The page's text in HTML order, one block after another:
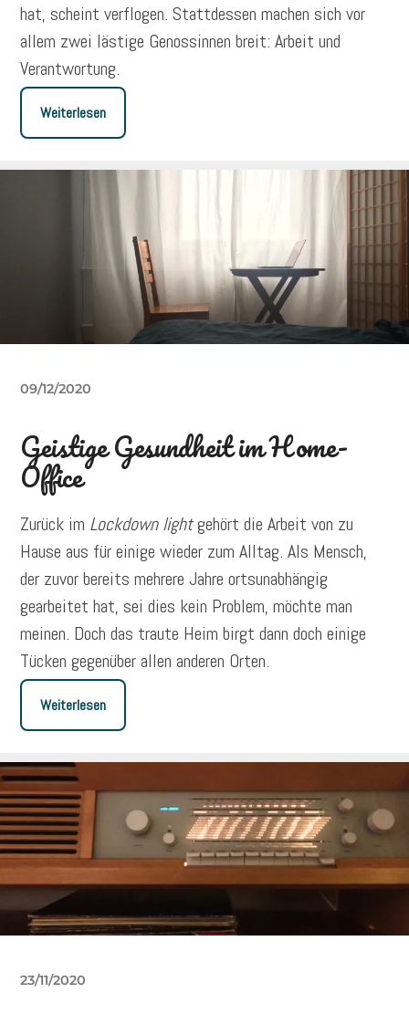
hat, scheint verflogen. Stattdessen machen sich vor
allem zwei lästige Genossinnen breit: Arbeit und
Verantwortung.
Weiterlesen
09/12/2020
Geistige Gesundheit im Home-
Office
Zurück im Lockdown lightgehört die Arbeit von zu
Hause aus für einige wieder zum Alltag. Als Mensch,
der zuvor bereits mehrere Jahre ortsunabhängig
gearbeitet hat, sei dies kein Problem, möchte man
meinen. Doch das traute Heim birgt dann doch einige
Tücken gegenüber allen anderen Orten.
Weiterlesen
23/11/2020